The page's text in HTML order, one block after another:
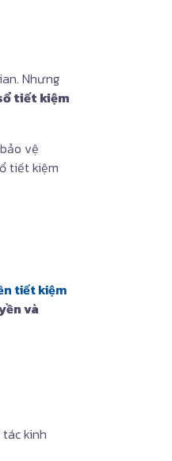
Nhưng
tiết kiệm
vệ
tiết kiệm
tiết kiệm
và
kinh